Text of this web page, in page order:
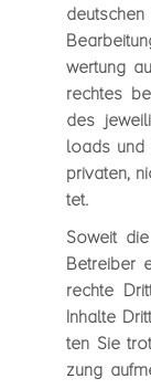
wer­tung
rech­tes
des
loads und
pri­va­ten,
tet.
Soweit
Betrei­ber
rechte
Inhalte
ten Sie
zung